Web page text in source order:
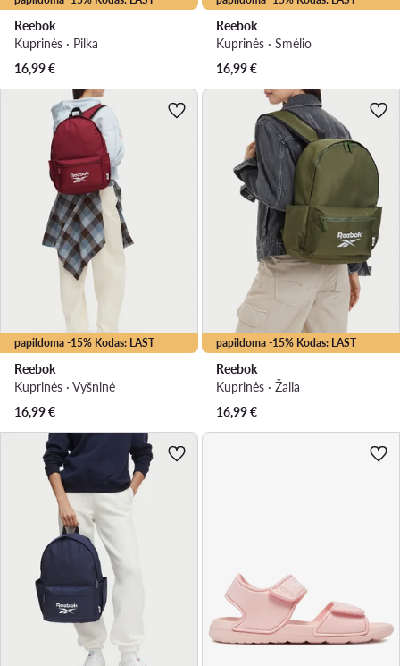
Reebok
Kuprinės · Pilka
16,99€
Reebok
Kuprinės · Smėlio
16,99€
papildoma -15% Kodas: LAST
Reebok
Kuprinės · Vyšninė
16,99€
papildoma -15% Kodas: LAST
Reebok
Kuprinės · Žalia
16,99€